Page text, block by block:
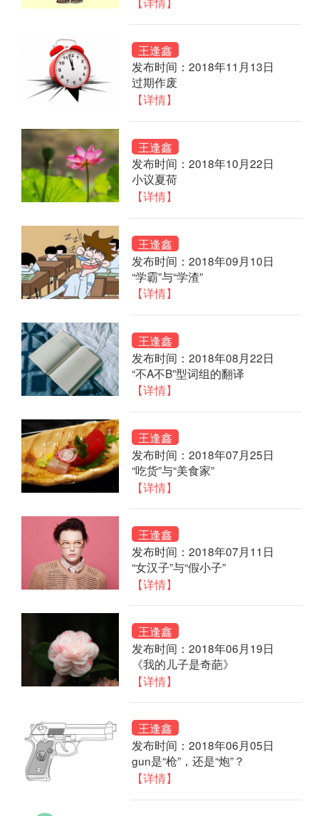
王逢鑫
发布时间：2018年11月13日
过期作废
【详情】
王逢鑫
发布时间：2018年10月22日
小议夏荷
【详情】
王逢鑫
发布时间：2018年09月10日
“学霸”与“学渣”
【详情】
王逢鑫
发布时间：2018年08月22日
“不A不B”型词组的翻译
【详情】
王逢鑫
发布时间：2018年07月25日
“吃货”与“美食家”
【详情】
王逢鑫
发布时间：2018年07月11日
“女汉子”与“假小子”
【详情】
王逢鑫
发布时间：2018年06月19日
《我的儿子是奇葩》
【详情】
王逢鑫
发布时间：2018年06月05日
gun是“枪”，还是“炮”？
【详情】